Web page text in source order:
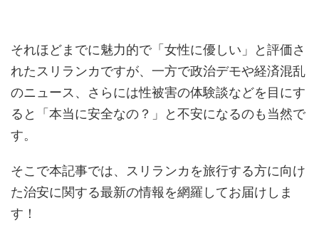
それほどまでに魅力的で「女性に優しい」と評価さ
れたスリランカですが、一方で政治デモや経済混乱
のニュース、さらには性被害の体験談などを目にす
ると「本当に安全なの？」と不安になるのも当然で
す。
そこで本記事では、スリランカを旅行する方に向け
た治安に関する最新の情報を網羅してお届けしま
す！